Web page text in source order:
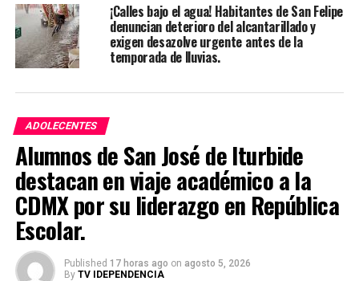
¡Calles bajo el agua! Habitantes de San Felipe
denuncian deterioro del alcantarillado y
exigen desazolve urgente antes de la
temporada de lluvias.
ADOLECENTES
Alumnos de San José de Iturbide
destacan en viaje académico a la
CDMX por su liderazgo en República
Escolar.
Published 17 horas ago on agosto 5, 2026
By TV IDEPENDENCIA